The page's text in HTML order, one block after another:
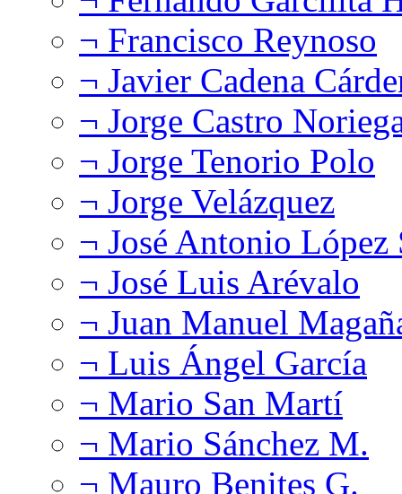
¬ Francisco Reynoso
¬ Javier Cadena
¬ Jorge Castro
¬ Jorge Tenorio Polo
¬ Jorge Velázquez
¬ José Antonio López
¬ José Luis Arévalo
¬ Juan Manuel
¬ Luis Ángel García
¬ Mario San Martí
¬ Mario Sánchez M.
¬ Mauro Benites G.